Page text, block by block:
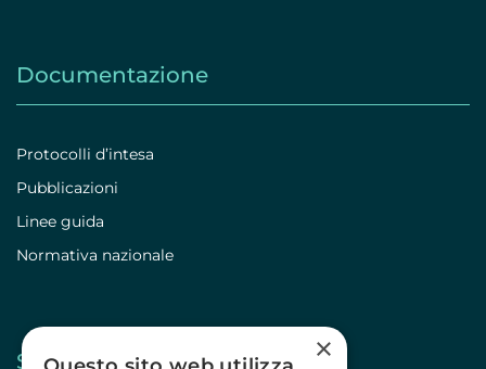
Documentazione
Protocolli d’intesa
Pubblicazioni
Linee guida
Normativa nazionale
Stampa ×